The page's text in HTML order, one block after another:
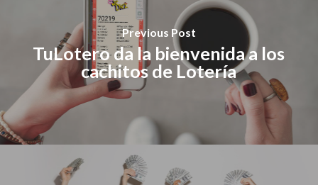
Previous Post
TuLotero da la bienvenida a los
cachitos de Lotería